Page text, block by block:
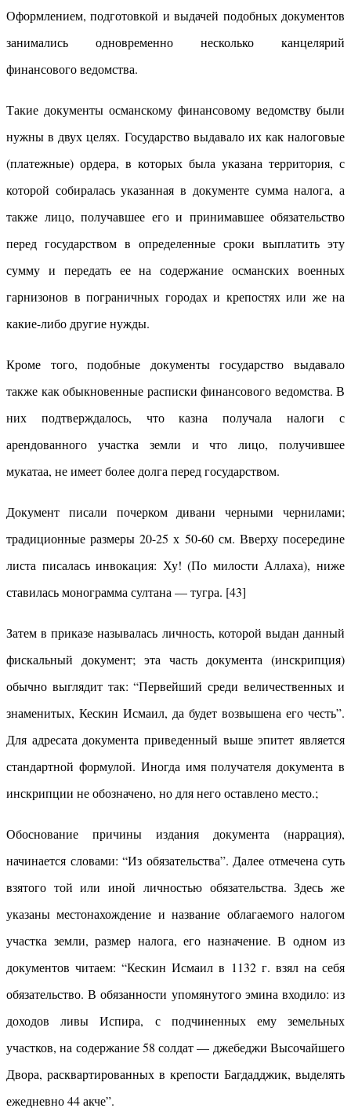
Оформлением, подготовкой и выдачей подобных документов
занимались одновременно несколько канцелярий
финансового ведомства.
Такие документы османскому финансовому ведомству были
нужны в двух целях. Государство выдавало их как налоговые
(платежные) ордера, в которых была указана территория, с
которой собиралась указанная в документе сумма налога, а
также лицо, получавшее его и принимавшее обязательство
перед государством в определенные сроки выплатить эту
сумму и передать ее на содержание османских военных
гарнизонов в пограничных городах и крепостях или же на
какие-либо другие нужды.
Кроме того, подобные документы государство выдавало
также как обыкновенные расписки финансового ведомства. В
них подтверждалось, что казна получала налоги с
арендованного участка земли и что лицо, получившее
мукатаа, не имеет более долга перед государством.
Документ писали почерком дивани черными чернилами;
традиционные размеры 20-25 х 50-60 см. Вверху посередине
листа писалась инвокация: Ху! (По милости Аллаха), ниже
ставилась монограмма султана — тугра. [43]
Затем в приказе называлась личность, которой выдан данный
фискальный документ; эта часть документа (инскрипция)
обычно выглядит так: “Первейший среди величественных и
знаменитых, Кескин Исмаил, да будет возвышена его честь”.
Для адресата документа приведенный выше эпитет является
стандартной формулой. Иногда имя получателя документа в
инскрипции не обозначено, но для него оставлено место.;
Обоснование причины издания документа (наррация),
начинается словами: “Из обязательства”. Далее отмечена суть
взятого той или иной личностью обязательства. Здесь же
указаны местонахождение и название облагаемого налогом
участка земли, размер налога, его назначение. В одном из
документов читаем: “Кескин Исмаил в 1132 г. взял на себя
обязательство. В обязанности упомянутого эмина входило: из
доходов ливы Испира, с подчиненных ему земельных
участков, на содержание 58 солдат — джебеджи Высочайшего
Двора, расквартированных в крепости Багдадджик, выделять
ежедневно 44 акче”.